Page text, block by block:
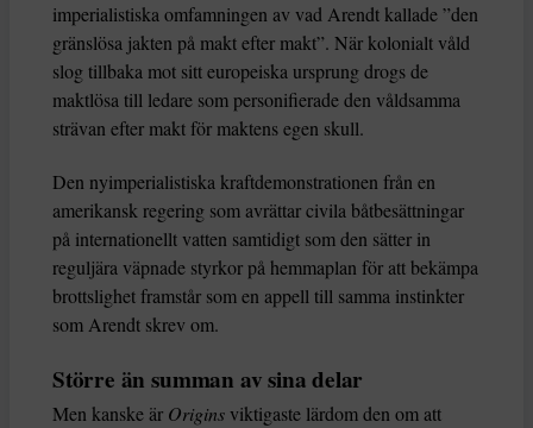
imperialistiska omfamningen av vad Arendt kallade ”den
gränslösa jakten på makt efter makt”. När kolonialt våld
slog tillbaka mot sitt europeiska ursprung drogs de
maktlösa till ledare som personifierade den våldsamma
strävan efter makt för maktens egen skull.
Den nyimperialistiska kraftdemonstrationen från en
amerikansk regering som avrättar civila båtbesättningar
på internationellt vatten samtidigt som den sätter in
reguljära väpnade styrkor på hemmaplan för att bekämpa
brottslighet framstår som en appell till samma instinkter
som Arendt skrev om.
Större än summan av sina delar
Men kanske är Origins viktigaste lärdom den om att